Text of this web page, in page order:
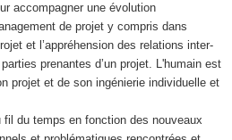
accompagner une évolution
de projet y compris dans
et l’appréhension des relations inter-
prenantes d’un projet. L'humain est
projet et de son ingénierie individuelle et
fil du temps en fonction des nouveaux